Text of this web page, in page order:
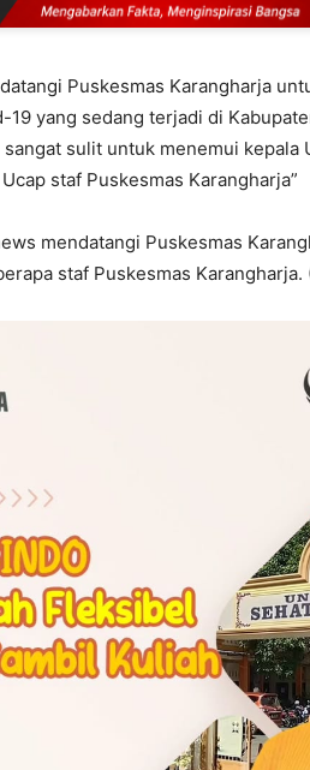
Puskesmas Karangharja
yang sedang terjadi di
sulit untuk menemui kepala
staf Puskesmas Karangharja”
mendatangi Puskesmas
staf Puskesmas Karangharja.